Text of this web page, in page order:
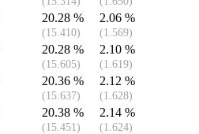
20.28 %
(15.410)
2.06 %
(1.569)
20.28 %
(15.605)
2.10 %
(1.619)
20.36 %
(15.637)
2.12 %
(1.628)
20.38 %
(15.451)
2.14 %
(1.624)